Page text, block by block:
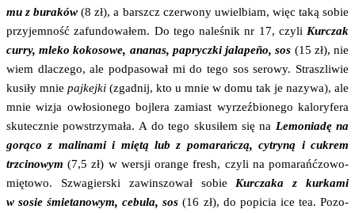
mu z bura­ków (8 zł), a barszcz czer­wo­ny uwiel­biam, więc taką sobie
przy­jem­ność zafun­do­wa­łem. Do tego nale­śnik nr 17, czy­li Kur­czak
cur­ry, mle­ko koko­so­we, ana­nas, paprycz­ki jala­pe­ño, sos (15 zł), nie
wiem dla­cze­go, ale pod­pa­so­wał mi do tego sos sero­wy. Strasz­li­wie
kusi­ły mnie paj­kej­ki (zgad­nij, kto u mnie w domu tak je nazy­wa), ale
mnie wizja owło­sio­ne­go boj­le­ra zamiast wyrzeź­bio­ne­go kalo­ry­fe­ra
sku­tecz­nie powstrzy­ma­ła. A do tego sku­si­łem się na Lemo­nia­dę na
gorą­co z mali­na­mi i mię­tą lub z poma­rań­czą, cytry­ną i cukrem
trzci­no­wym (7,5 zł) w wer­sji oran­ge fresh, czy­li na poma­rańć­zo­wo-
mię­to­wo. Szwa­gier­ski zawin­szo­wał sobie Kur­cza­ka z kur­ka­mi
w sosie śmie­ta­no­wym, cebu­la, sos (16 zł), do popi­cia ice tea. Pozo­